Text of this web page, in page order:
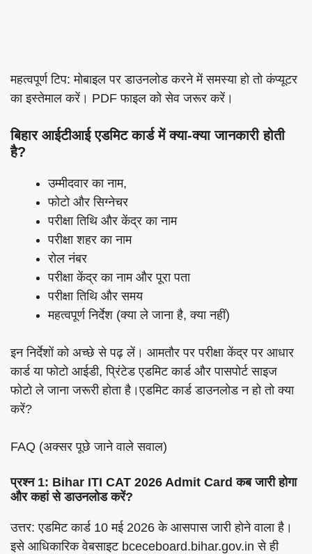
महत्वपूर्ण टिप: मोबाइल पर डाउनलोड करने में समस्या हो तो कंप्यूटर
का इस्तेमाल करें। PDF फाइल को सेव जरूर करें।
बिहार आईटीआई एडमिट कार्ड में क्या-क्या जानकारी होती
है?
उम्मीदवार का नाम,
फोटो और सिग्नेचर
परीक्षा तिथि और केंद्र का नाम
परीक्षा शहर का नाम
रोल नंबर
परीक्षा केंद्र का नाम और पूरा पता
परीक्षा तिथि और समय
महत्वपूर्ण निर्देश (क्या ले जाना है, क्या नहीं)
इन निर्देशों को अच्छे से पढ़ लें। आमतौर पर परीक्षा केंद्र पर आधार
कार्ड या फोटो आईडी, प्रिंटेड एडमिट कार्ड और पासपोर्ट साइज
फोटो ले जाना जरूरी होता है।एडमिट कार्ड डाउनलोड न हो तो क्या
करें?
FAQ (अक्सर पूछे जाने वाले सवाल)
प्रश्न 1: Bihar ITI CAT 2026 Admit Card कब जारी होगा
और कहां से डाउनलोड करें?
उत्तर: एडमिट कार्ड 10 मई 2026 के आसपास जारी होने वाला है।
इसे आधिकारिक वेबसाइट bceceboard.bihar.gov.in से ही